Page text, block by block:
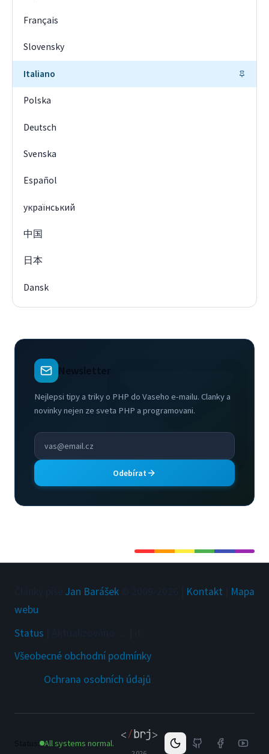
Français
Slovensky
Italiano
Polska
Deutsch
Svenska
Español
український
中国
日本
Dansk
Newsletter
Nejlepsi tipy a triky o PHP do Vaseho e-mailu. Clanky a
novinky nejen ze sveta PHP a programovani.
Odebírat
Jan Barášek Kontakt
Mapa
webu
Status
Všeobecné obchodní podmínky
Ochrana osobních údajů
All systems normal.